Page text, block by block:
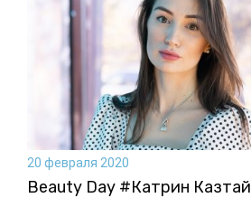
20 февраля 2020
Beauty Day #Катрин Казтай